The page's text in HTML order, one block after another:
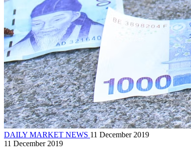
DAILY MARKET NEWS 11 December 2019
11 December 2019